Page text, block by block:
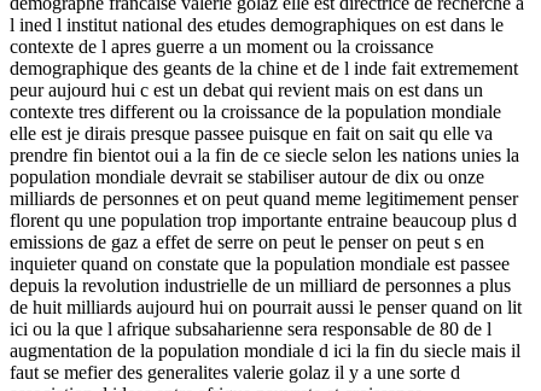
l ined l institut national des etudes demographiques on est dans le
contexte de l apres guerre a un moment ou la croissance
demographique des geants de la chine et de l inde fait extremement
peur aujourd hui c est un debat qui revient mais on est dans un
contexte tres different ou la croissance de la population mondiale
elle est je dirais presque passee puisque en fait on sait qu elle va
prendre fin bientot oui a la fin de ce siecle selon les nations unies la
population mondiale devrait se stabiliser autour de dix ou onze
milliards de personnes et on peut quand meme legitimement penser
florent qu une population trop importante entraine beaucoup plus d
emissions de gaz a effet de serre on peut le penser on peut s en
inquieter quand on constate que la population mondiale est passee
depuis la revolution industrielle de un milliard de personnes a plus
de huit milliards aujourd hui on pourrait aussi le penser quand on lit
ici ou la que l afrique subsaharienne sera responsable de 80 de l
augmentation de la population mondiale d ici la fin du siecle mais il
faut se mefier des generalites valerie golaz il y a une sorte d